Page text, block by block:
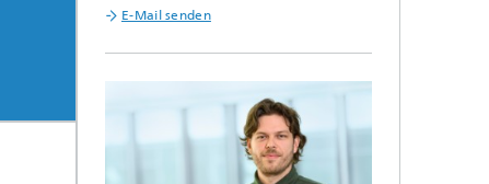
E-Mail senden